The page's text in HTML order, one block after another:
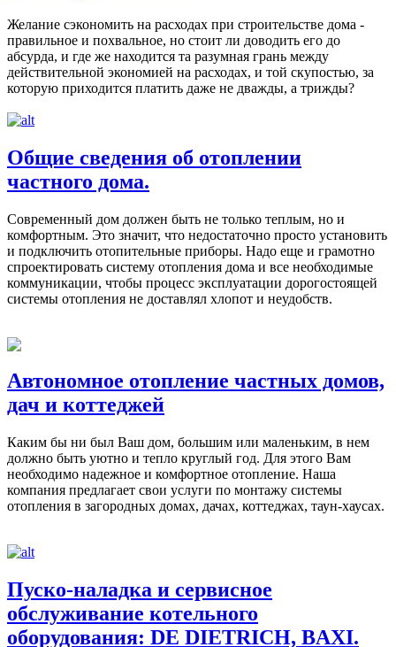
Желание сэкономить на расходах при строительстве дома -
правильное и похвальное, но стоит ли доводить его до
абсурда, и где же находится та разумная грань между
действительной экономией на расходах, и той скупостью, за
которую приходится платить даже не дважды, а трижды?
Общие сведения об отоплении
частного дома.
Современный дом должен быть не только теплым, но и
комфортным. Это значит, что недостаточно просто установить
и подключить отопительные приборы. Надо еще и грамотно
спроектировать систему отопления дома и все необходимые
коммуникации, чтобы процесс эксплуатации дорогостоящей
системы отопления не доставлял хлопот и неудобств.
Автономное отопление частных домов,
дач и коттеджей
Каким бы ни был Ваш дом, большим или маленьким, в нем
должно быть уютно и тепло круглый год. Для этого Вам
необходимо надежное и комфортное отопление. Наша
компания предлагает свои услуги по монтажу системы
отопления в загородных домах, дачах, коттеджах, таун-хаусах.
Пуско-наладка и сервисное
обслуживание котельного
оборудования: DE DIETRICH, BAXI.